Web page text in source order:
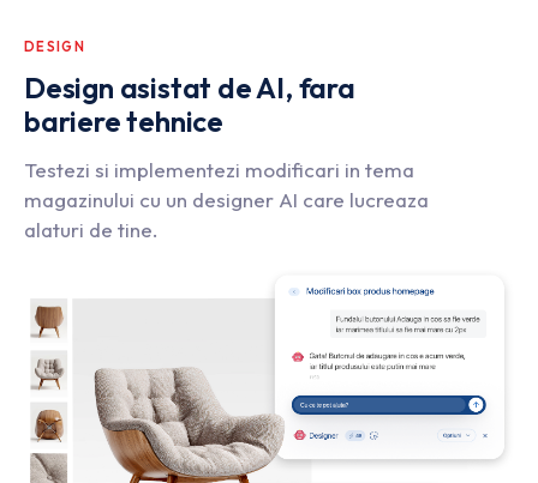
DESIGN
Design asistat de AI, fara
bariere tehnice
Testezi si implementezi modificari in tema
magazinului cu un designer AI care lucreaza
alaturi de tine.